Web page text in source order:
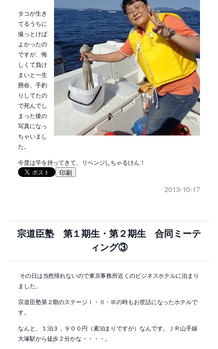
タコが生き
てるうちに
撮っとけば
よかったの
ですが、悔
しくて負け
まいと一生
懸命、手釣
りしてたの
で死んでし
まった後の
写真になっ
ちゃいまし
た。
今度は竿を持ってきて、リベンジしちゃるけん！
印刷
2013-10-17
宗道臣塾 第１期生・第２期生 合同ミーテ
ィング③
その日は当然帰れないので東京事務所近くのビジネスホテルに泊まり
ました。
宗道臣塾第２期のステージⅠ・Ⅱ・Ⅲの時もお世話になったホテルで
す。
なんと、１泊３，９００円（素泊まりですが）なんです。ＪＲ山手線
大塚駅から徒歩２分かな・・・・。